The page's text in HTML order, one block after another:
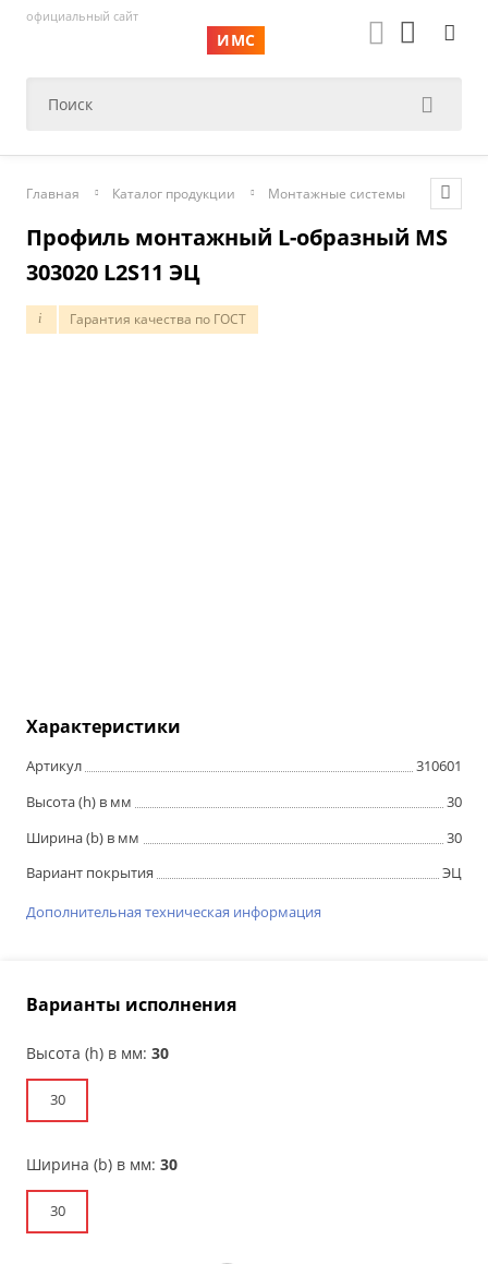
официальный сайт
ИМС
Главная Каталог продукции Монтажные системы
Профиль монтажный L-образный MS
303020 L2S11 ЭЦ
i Гарантия качества по ГОСТ
Характеристики
Артикул
310601
Высота (h) в мм
30
Ширина (b) в мм
30
Вариант покрытия
ЭЦ
Дополнительная техническая информация
Варианты исполнения
Высота (h) в мм: 30
30
Ширина (b) в мм: 30
30